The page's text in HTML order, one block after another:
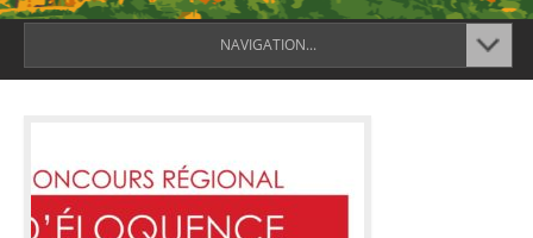
NAVIGATION...